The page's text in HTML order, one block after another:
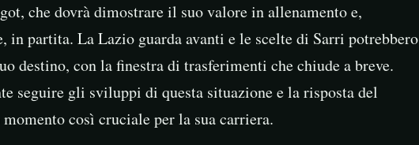
che dovrà dimostrare il suo valore in allenamento e,
in partita. La Lazio guarda avanti e le scelte di Sarri potrebbero
destino, con la finestra di trasferimenti che chiude a breve.
seguire gli sviluppi di questa situazione e la risposta del
così cruciale per la sua carriera.